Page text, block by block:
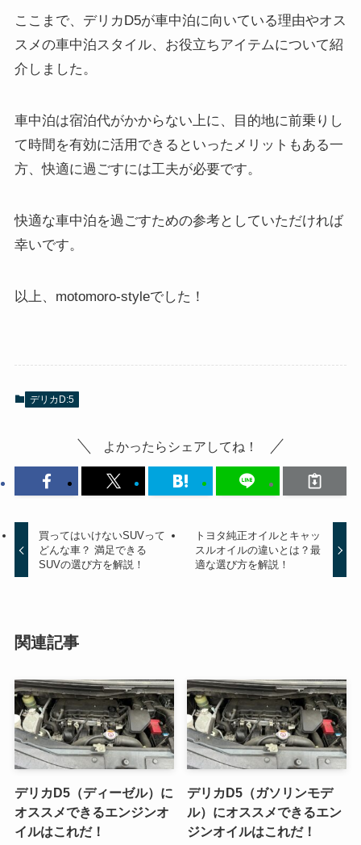
ここまで、デリカD5が車中泊に向いている理由やオス
スメの車中泊スタイル、お役立ちアイテムについて紹
介しました。
車中泊は宿泊代がかからない上に、目的地に前乗りし
て時間を有効に活用できるといったメリットもある一
方、快適に過ごすには工夫が必要です。
快適な車中泊を過ごすための参考としていただければ
幸いです。
以上、motomoro-styleでした！
デリカD:5
よかったらシェアしてね！
買ってはいけないSUVって
どんな車？ 満足できる
SUVの選び方を解説！
トヨタ純正オイルとキャッ
スルオイルの違いとは？最
適な選び方を解説！
関連記事
デリカD5（ディーゼル）に
オススメできるエンジンオ
イルはこれだ！
デリカD5（ガソリンモデ
ル）にオススメできるエン
ジンオイルはこれだ！